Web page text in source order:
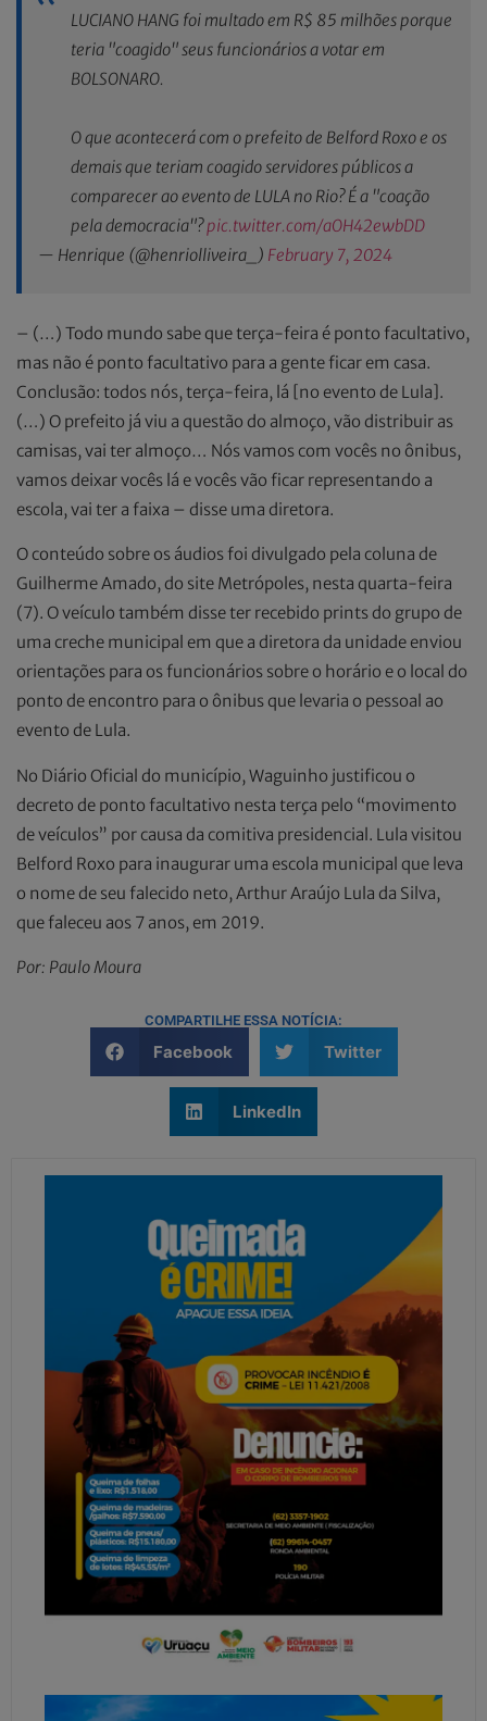
LUCIANO HANG foi multado em R$ 85 milhões porque
teria "coagido" seus funcionários a votar em
BOLSONARO.
O que acontecerá com o prefeito de Belford Roxo e os
demais que teriam coagido servidores públicos a
comparecer ao evento de LULA no Rio? É a "coação
pela democracia"?pic.twitter.com/aOH42ewbDD
— Henrique (@henriolliveira_) February 7, 2024
– (…) Todo mundo sabe que terça-feira é ponto facultativo,
mas não é ponto facultativo para a gente ficar em casa.
Conclusão: todos nós, terça-feira, lá [no evento de Lula].
(…) O prefeito já viu a questão do almoço, vão distribuir as
camisas, vai ter almoço… Nós vamos com vocês no ônibus,
vamos deixar vocês lá e vocês vão ficar representando a
escola, vai ter a faixa – disse uma diretora.
O conteúdo sobre os áudios foi divulgado pela coluna de
Guilherme Amado, do site Metrópoles, nesta quarta-feira
(7). O veículo também disse ter recebido prints do grupo de
uma creche municipal em que a diretora da unidade enviou
orientações para os funcionários sobre o horário e o local do
ponto de encontro para o ônibus que levaria o pessoal ao
evento de Lula.
No Diário Oficial do município, Waguinho justificou o
decreto de ponto facultativo nesta terça pelo “movimento
de veículos” por causa da comitiva presidencial. Lula visitou
Belford Roxo para inaugurar uma escola municipal que leva
o nome de seu falecido neto, Arthur Araújo Lula da Silva,
que faleceu aos 7 anos, em 2019.
Por: Paulo Moura
COMPARTILHE ESSA NOTÍCIA:
Facebook Twitter
LinkedIn